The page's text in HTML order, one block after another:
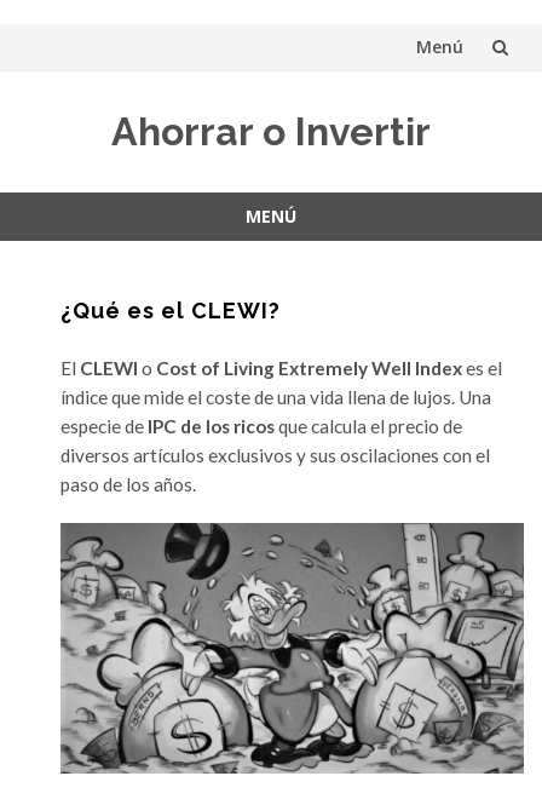
Menú
Ahorrar o Invertir
MENÚ
contenido¿Qué es el CLEWI?
El CLEWI o Cost of Living Extremely Well Indexes el
índice que mide el coste de una vida llena de lujos. Una
especie de IPC de los ricosque calcula el precio de
diversos artículos exclusivos y sus oscilaciones con el
paso de los años.